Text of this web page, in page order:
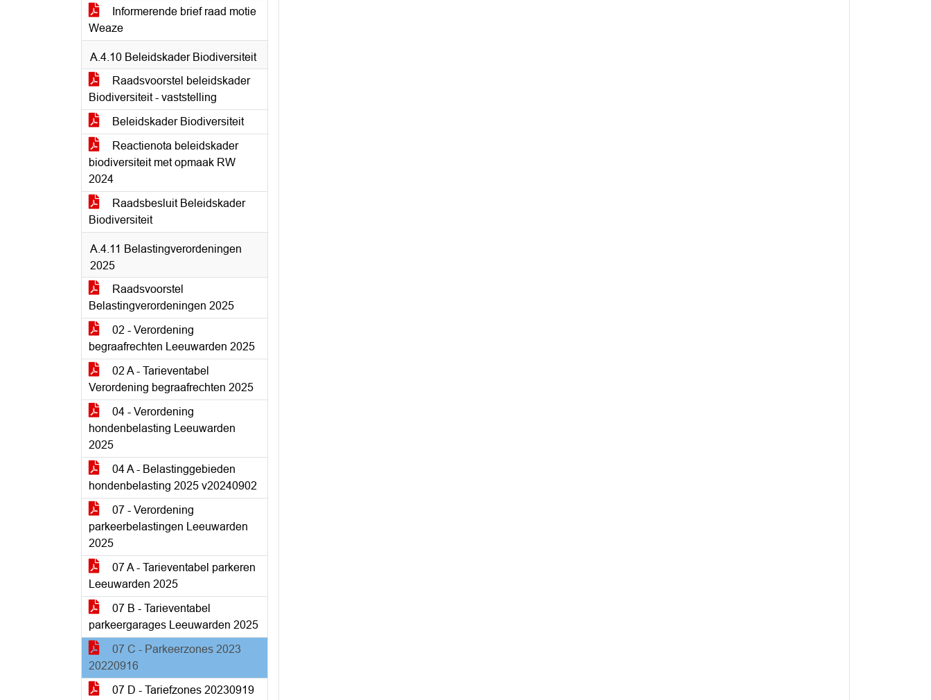
Informerende brief raad motie
Weaze
A.4.10 Beleidskader Biodiversiteit
Raadsvoorstel beleidskader
Biodiversiteit - vaststelling
Beleidskader Biodiversiteit
Reactienota beleidskader
biodiversiteit met opmaak RW
2024
Raadsbesluit Beleidskader
Biodiversiteit
A.4.11 Belastingverordeningen
2025
Raadsvoorstel
Belastingverordeningen 2025
02 - Verordening
begraafrechten Leeuwarden 2025
02 A - Tarieventabel
Verordening begraafrechten 2025
04 - Verordening
hondenbelasting Leeuwarden
2025
04 A - Belastinggebieden
hondenbelasting 2025 v20240902
07 - Verordening
parkeerbelastingen Leeuwarden
2025
07 A - Tarieventabel parkeren
Leeuwarden 2025
07 B - Tarieventabel
parkeergarages Leeuwarden 2025
07 C - Parkeerzones 2023
20220916
07 D - Tariefzones 20230919